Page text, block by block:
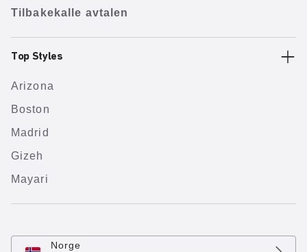
Tilbakekalle avtalen
Top Styles
Arizona
Boston
Madrid
Gizeh
Mayari
Norge